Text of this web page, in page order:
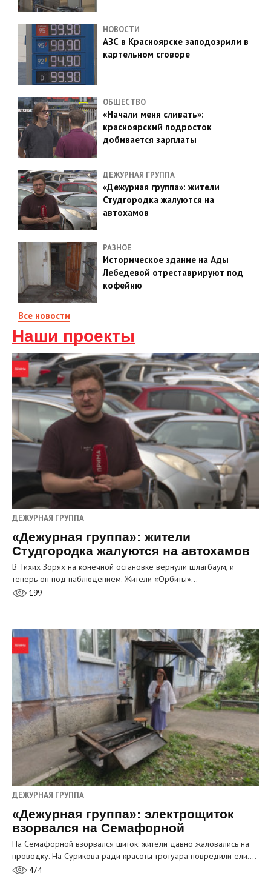
НОВОСТИ
АЗС в Красноярске заподозрили в
картельном сговоре
ОБЩЕСТВО
«Начали меня сливать»:
красноярский подросток
добивается зарплаты
ДЕЖУРНАЯ ГРУППА
«Дежурная группа»: жители
Студгородка жалуются на
автохамов
РАЗНОЕ
Историческое здание на Ады
Лебедевой отреставрируют под
кофейню
Все новости
Наши проекты
ДЕЖУРНАЯ ГРУППА
«Дежурная группа»: жители
Студгородка жалуются на автохамов
В Тихих Зорях на конечной остановке вернули шлагбаум, и
теперь он под наблюдением. Жители «Орбиты»…
199
ДЕЖУРНАЯ ГРУППА
«Дежурная группа»: электрощиток
взорвался на Семафорной
На Семафорной взорвался щиток: жители давно жаловались на
проводку. На Сурикова ради красоты тротуара повредили ели.…
474